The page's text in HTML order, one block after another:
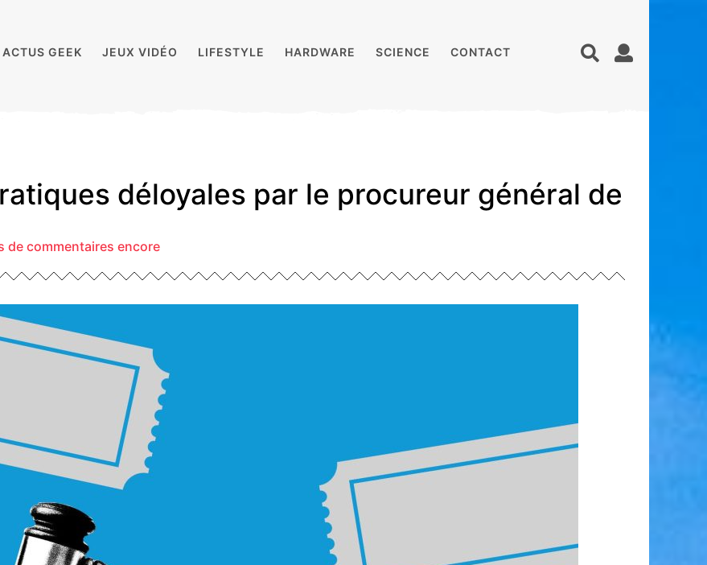
ACTUS GEEK JEUX VIDÉO LIFESTYLE HARDWARE SCIENCE CONTACT
déloyales par le procureur général de
de commentaires encore